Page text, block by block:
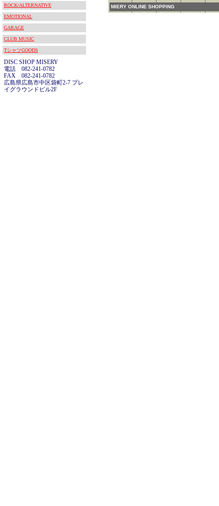
ROCK/ALTERNATIVE
EMOTIONAL
GARAGE
CLUB MUSIC
TシャツGOODS
DISC SHOP MISERY
電話 082-241-0782
FAX 082-241-0782
広島県広島市中区袋町2-7 プレ
イグラウンドビル2F
MIERY ONLINE SHOPPING